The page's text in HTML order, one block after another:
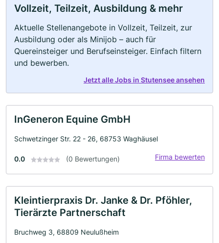
Vollzeit, Teilzeit, Ausbildung & mehr
Aktuelle Stellenangebote in Vollzeit, Teilzeit, zur
Ausbildung oder als Minijob – auch für
Quereinsteiger und Berufseinsteiger. Einfach filtern
und bewerben.
Jetzt alle Jobs in Stutensee ansehen
InGeneron Equine GmbH
Schwetzinger Str. 22 - 26, 68753 Waghäusel
0.0 (0 Bewertungen) Firma bewerten
Kleintierpraxis Dr. Janke & Dr. Pföhler,
Tierärzte Partnerschaft
Bruchweg 3, 68809 Neulußheim